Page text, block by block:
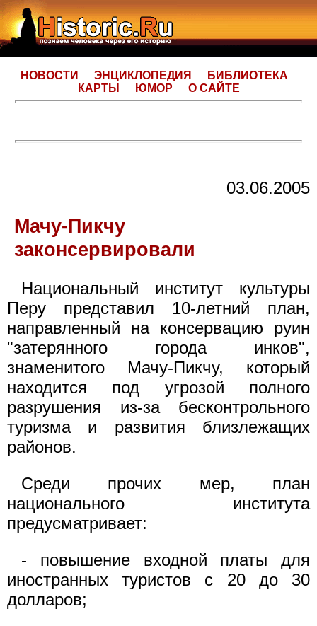
НОВОСТИ ЭНЦИКЛОПЕДИЯ
БИБЛИОТЕКА
КАРТЫ
ЮМОР О САЙТЕ
03.06.2005
Мачу-Пикчу
законсервировали
Национальный институт культуры
Перу представил 10-летний план,
направленный на консервацию руин
"затерянного города инков",
знаменитого Мачу-Пикчу, который
находится под угрозой полного
разрушения из-за бесконтрольного
туризма и развития близлежащих
районов.
Среди прочих мер, план
национального института
предусматривает:
- повышение входной платы для
иностранных туристов с 20 до 30
долларов;